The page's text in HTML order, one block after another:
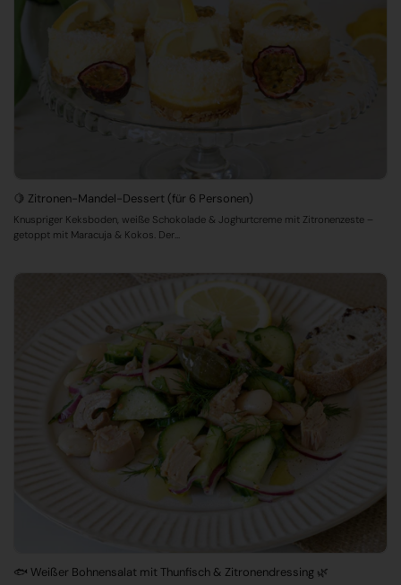
🍋 Zitronen-Mandel-Dessert (für 6 Personen)
Knuspriger Keksboden, weiße Schokolade & Joghurtcreme mit Zitronenzeste –
getoppt mit Maracuja & Kokos. Der...
🐟 Weißer Bohnensalat mit Thunfisch & Zitronendressing 🌿